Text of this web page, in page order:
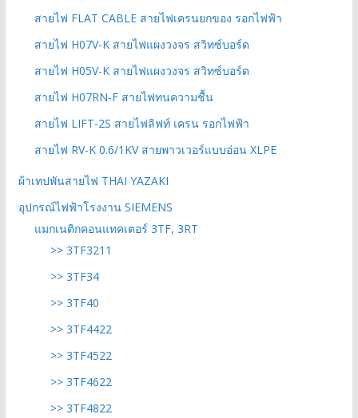
สายไฟ FLAT CABLE สายไฟเครนยกของ รอกไฟฟ้า
สายไฟ H07V-K สายไฟแผงวงจร สวิทซ์บอร์ด
สายไฟ H05V-K สายไฟแผงวงจร สวิทซ์บอร์ด
สายไฟ H07RN-F สายไฟทนความชื้น
สายไฟ LIFT-2S สายไฟลิฟท์ เครน รอกไฟฟ้า
สายไฟ RV-K 0.6/1KV สายพาวเวอร์แบบอ่อน XLPE
ผ้าเทปพันสายไฟ THAI YAZAKI
อุปกรณ์ไฟฟ้าโรงงาน SIEMENS
แมกเนติกคอนแทคเตอร์ 3TF, 3RT
>> 3TF3211
>> 3TF34
>> 3TF40
>> 3TF4422
>> 3TF4522
>> 3TF4622
>> 3TF4822